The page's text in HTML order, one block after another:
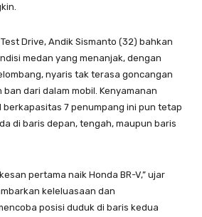
Drive, Andik Sismanto (32) bahkan
medan yang menanjak, dengan
nyaris tak terasa goncangan
dari dalam mobil. Kenyamanan
berkapasitas 7 penumpang ini pun tetap
di baris depan, tengah, maupun baris
pertama naik Honda BR-V,” ujar
keleluasaan dan
posisi duduk di baris kedua